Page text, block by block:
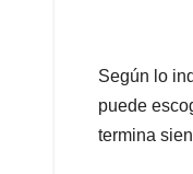
Según lo
puede
termina